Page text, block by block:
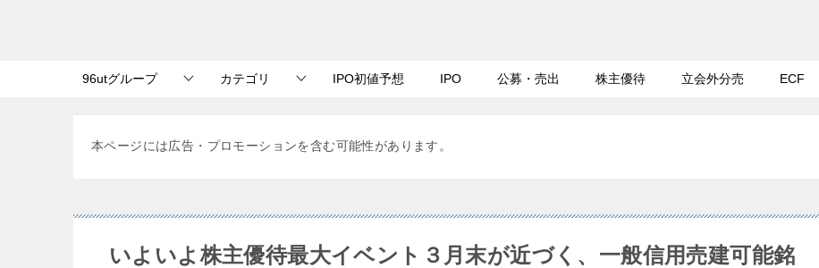
96utグループ カテゴリ IPO初値予想 IPO 公募・売出 株主優待 立会外分売 ECF
本ページには広告・プロモーションを含む可能性があります。
いよいよ株主優待最大イベント３月末が近づく、一般信用売建可能銘